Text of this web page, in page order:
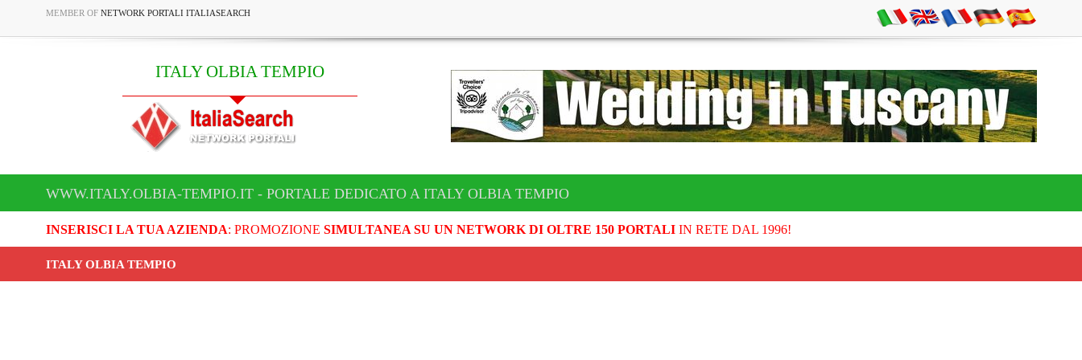
MEMBER OF NETWORK PORTALI ITALIASEARCH
ITALY OLBIA TEMPIO
WWW.ITALY.OLBIA-TEMPIO.IT - PORTALE DEDICATO A ITALY OLBIA TEMPIO
INSERISCI LA TUA AZIENDA: PROMOZIONE SIMULTANEA SU UN NETWORK DI OLTRE 150 PORTALIIN RETE DAL 1996!
ITALY OLBIA TEMPIO